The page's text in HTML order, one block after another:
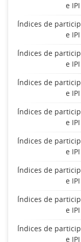
e
Índices de
e
Índices de
e
Índices de
e
Índices de
e
Índices de
e
Índices de
e
Índices de
e
Índices de
e